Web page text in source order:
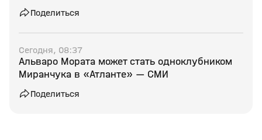
Поделиться
Сегодня, 08:37
Альваро Мората может стать одноклубником
Миранчука в «Атланте» — СМИ
Поделиться